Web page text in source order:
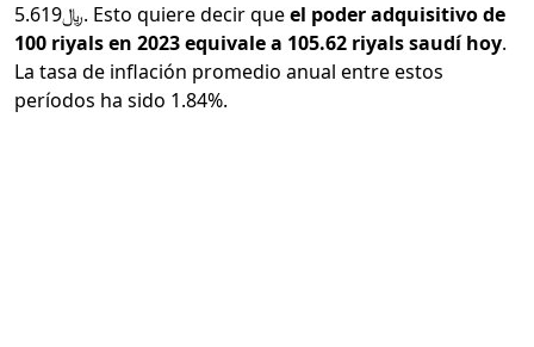
﷼5.619. Esto quiere decir queel poder adquisitivo de
100 riyals en 2023 equivale a 105.62 riyals saudí hoy.
La tasa de inflación promedio anual entre estos
períodos ha sido 1.84%.